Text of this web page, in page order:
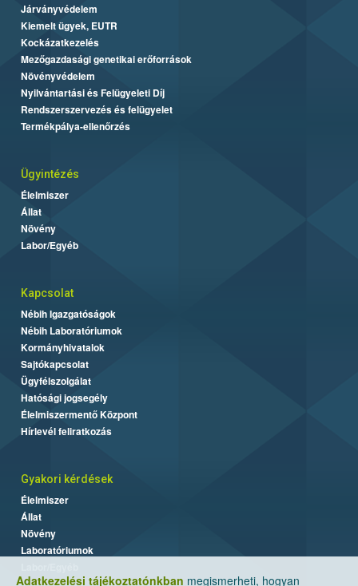
Adatkezelési tájékoztatónkban megismerheti, hogyan
Járványvédelem
Kiemelt ügyek, EUTR
Kockázatkezelés
Mezőgazdasági genetikai erőforrások
Növényvédelem
Nyilvántartási és Felügyeleti Díj
Rendszerszervezés és felügyelet
Termékpálya-ellenőrzés
Ügyintézés
Élelmiszer
Állat
Növény
Labor/Egyéb
Kapcsolat
Nébih Igazgatóságok
Nébih Laboratóriumok
Kormányhivatalok
Sajtókapcsolat
Ügyfélszolgálat
Hatósági jogsegély
Élelmiszermentő Központ
Hírlevél feliratkozás
Gyakori kérdések
Élelmiszer
Állat
Növény
Laboratóriumok